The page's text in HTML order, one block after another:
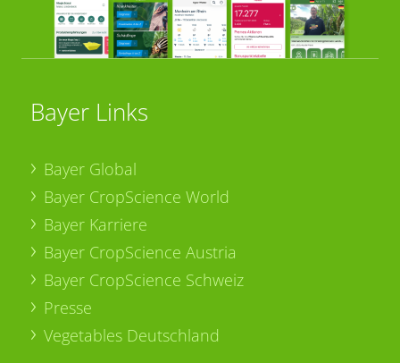
Bayer Links
Bayer Global
Bayer CropScience World
Bayer Karriere
Bayer CropScience Austria
Bayer CropScience Schweiz
Presse
Vegetables Deutschland